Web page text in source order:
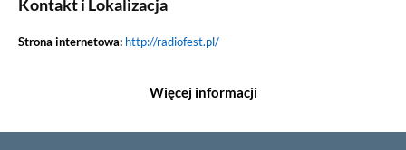
Kontakt i Lokalizacja
Strona internetowa: http://radiofest.pl/
Więcej informacji